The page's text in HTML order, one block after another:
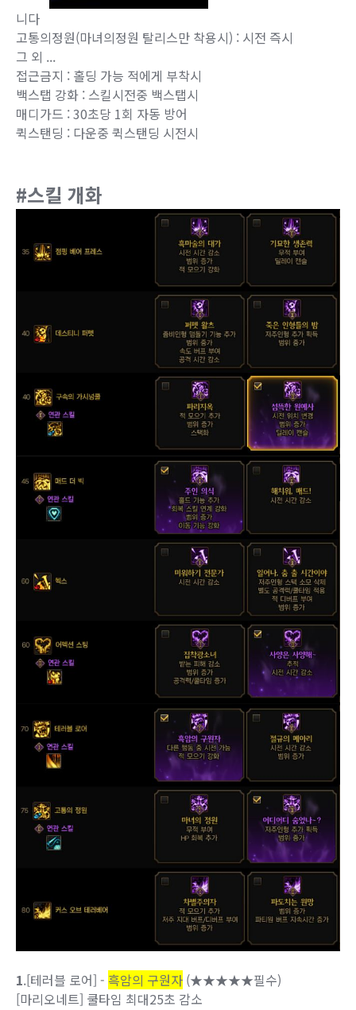
니다
고통의정원(마녀의정원 탈리스만 착용시) : 시전 즉시
그 외 ...
접근금지 : 홀딩 가능 적에게 부착시
백스탭 강화 : 스킬시전중 백스탭시
매디가드 : 30초당 1회 자동 방어
퀵스탠딩 : 다운중 퀵스탠딩 시전시
#스킬 개화
1.[테러블 로어] - 흑암의 구원자 (★★★★★필수)
[마리오네트] 쿨타임 최대25초 감소